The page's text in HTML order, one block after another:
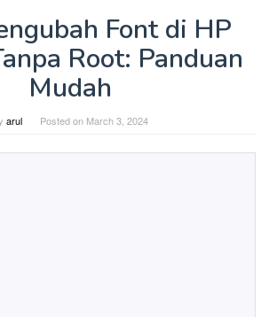
Font di HP
Root: Panduan
Mudah
arul Posted on March 3, 2024